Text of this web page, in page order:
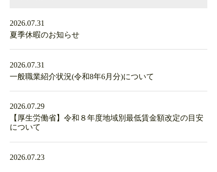
2026.07.31
夏季休暇のお知らせ
2026.07.31
一般職業紹介状況(令和8年6月分)について
2026.07.29
【厚生労働省】令和８年度地域別最低賃金額改定の目安
について
2026.07.23